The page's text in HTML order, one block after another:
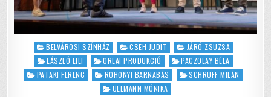
Posted
in
BELVÁROSI SZÍNHÁZ CSEH JUDIT
JÁRÓ ZSUZSA
LÁSZLÓ LILI
ORLAI PRODUKCIÓ
PACZOLAY BÉLA
PATAKI FERENC
ROHONYI BARNABÁS
SCHRUFF MILÁN
ULLMANN MÓNIKA